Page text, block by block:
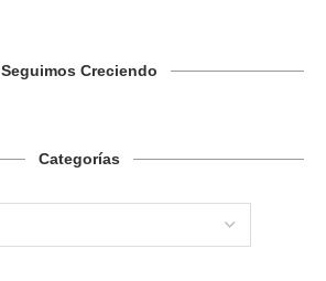
Seguimos Creciendo
Categorías